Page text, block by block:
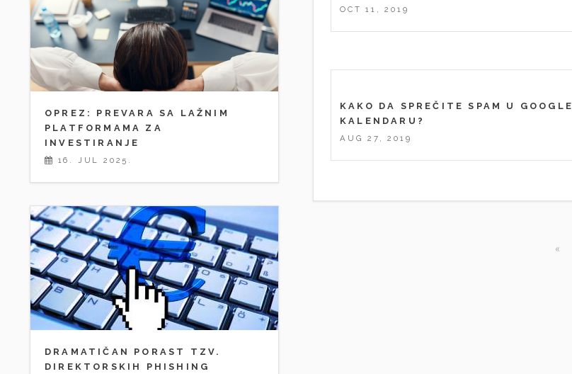
OCT 11, 2019
KAKO DA SPREČITE SPAM U GOOGLE
KALENDARU?
AUG 27, 2019
«
OPREZ: PREVARA SA LAŽNIM
PLATFORMAMA ZA
INVESTIRANJE
16. JUL 2025.
DRAMATIČAN PORAST TZV.
DIREKTORSKIH PHISHING